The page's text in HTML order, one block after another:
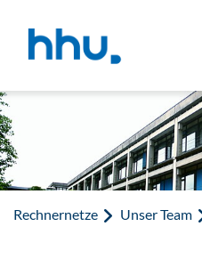
Rechnernetze Unser Team